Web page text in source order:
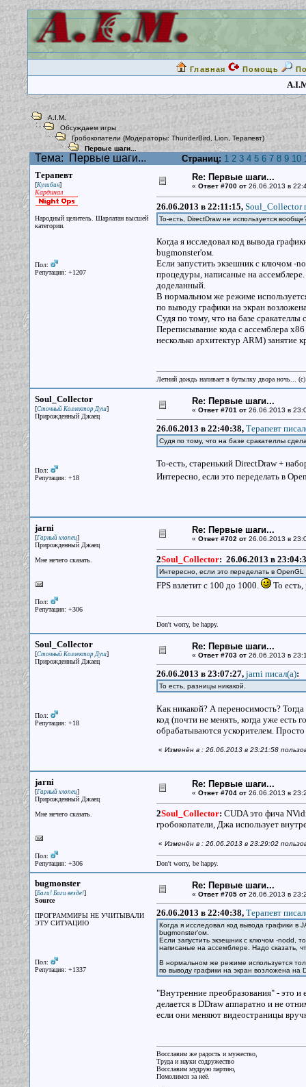
Главная Помощь
A.I.M.
Обсуждаем игры
Гробокопатели (Модераторы: ThunderBird Lion Терапевт)
Первые шаги...
Тема: Первые шаги... Страниц: 1 2 3 4 5 6 7 8 9 10
Терапевт
[Кулибин]
Кардинал
Народный целитель. Шарлатан высшей
категории.
Пол:
Репутация: +1207
Re: Первые шаги...
« Ответ #700 от26.06.2013 в
26.06.2013 в 22:11:15, Soul_Collector
То-есть, DirectDraw не используется
Когда я исследовал код вывода
bugmonster'ом.
Если запустить экзешник с ключом -
процедуры, написаные на
доделанный.
В нормальном же режиме
по выводу графики на экран
Судя по тому, что на базе
Переписывание кода с ассемблера
несколько архитектур ARM) занятие
Летний дождь наливает в бутылку двора ночь...
Soul_Collector
[Сточный Коллектор Душ]
Прирожденный Джаец
Пол:
Репутация: +18
Re: Первые шаги...
« Ответ #701 от26.06.2013 в
26.06.2013 в 22:40:38, Терапевт
Судя по тому, что на базе сракателлы
То-есть, старенький DirectDraw +
Интересно, если это переделать в
jarni
[Гарный хлопец]
Прирожденный Джаец
Мне нечего сказать.
Пол:
Репутация: +306
Re: Первые шаги...
« Ответ #702 от26.06.2013 в
2Soul_Collector: 26.06.2013 в
Интересно, если это переделать в OpenGL
FPS взлетит с 100 до 1000. То есть,
Don't worry, be happy.
Soul_Collector
[Сточный Коллектор Душ]
Прирожденный Джаец
Пол:
Репутация: +18
Re: Первые шаги...
« Ответ #703 от26.06.2013 в
26.06.2013 в 23:07:27, jarni писал(a):
То есть, разницы никакой.
Как никакой? А переносимость?
код (почти не менять, когда уже есть
обрабатываются ускорителем. Просто
« Изменён в : 26.06.2013 в 23:21:58
jarni
[Гарный хлопец]
Прирожденный Джаец
Мне нечего сказать.
Пол:
Репутация: +306
Re: Первые шаги...
« Ответ #704 от26.06.2013 в
2Soul_Collector: CUDA это фича
гробокопатели, Джа использует
« Изменён в : 26.06.2013 в 23:29:02
Don't worry, be happy.
bugmonster
[Баги! Баги везде!]
Source
ПРОГРАММИРЫ НЕ УЧИТЫВАЛИ
ЭТУ СИТУАЦИЮ
Пол:
Репутация: +1337
Re: Первые шаги...
« Ответ #705 от26.06.2013 в
26.06.2013 в 22:40:38, Терапевт
Когда я исследовал код вывода графики в
bugmonster'ом.
Если запустить экзешник с ключом -nodd,
написаные на ассемблере. Надо сказать,
В нормальном же режиме используется
по выводу графики на экран возложена на
"Внутренние преобразования" - это и
делается в DDraw аппаратно и не
если они меняют видеостраницы
Восславим же радость и мужество,
Труда и науки содружество
Восславим мудрую партию,
Помолимся за неё.